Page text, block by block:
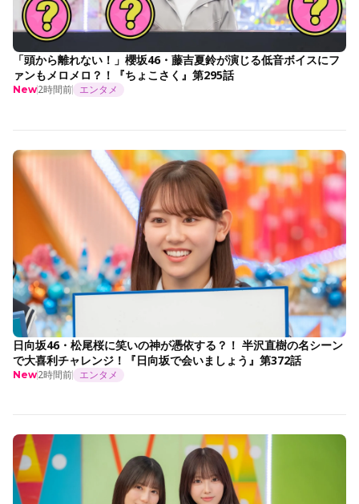
「頭から離れない！」櫻坂46・藤吉夏鈴が演じる低音ボイスにフ
ァンもメロメロ？！『ちょこさく』第295話
New2時間前 エンタメ
日向坂46・松尾桜に笑いの神が憑依する？！ 半沢直樹の名シーン
で大喜利チャレンジ！『日向坂で会いましょう』第372話
New2時間前 エンタメ